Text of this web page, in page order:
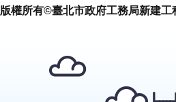
權所有©臺北市政府工務局新建工